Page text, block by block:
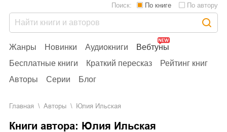
Жанры Новинки Аудиокниги
Вебтуны
Бесплатные книги
Краткий пересказ
Рейтинг книг
Авторы
Серии Блог
Поиск: По книге По автору
Главная Aвторы Юлия Ильская
Книги автора: Юлия Ильская